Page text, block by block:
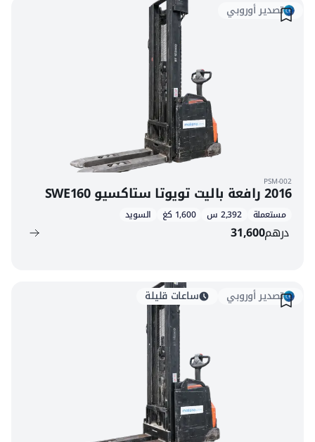
تصدير أوروبي
PSM-002
2016 رافعة باليت تويوتا ستاكسيو SWE160
مستعملة 2,392 س 1,600 كغ السويد
درهم31,600
تصدير أوروبي ساعات قليلة